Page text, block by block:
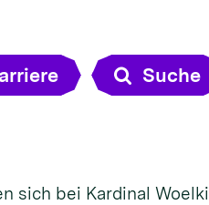
Suche
sich bei Kardinal Woelki